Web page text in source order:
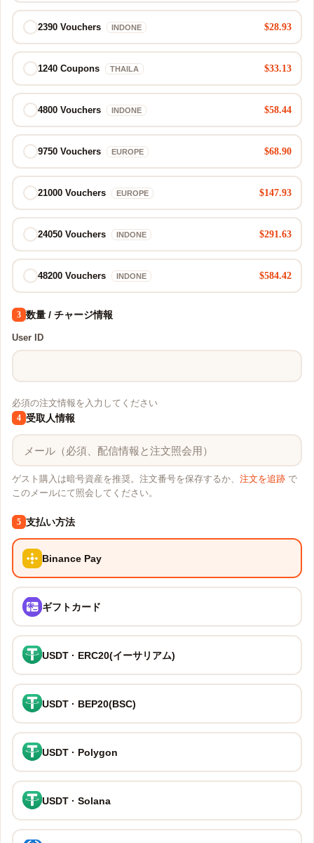
2390 Vouchers INDONE $28.93
1240 Coupons THAILA $33.13
4800 Vouchers INDONE $58.44
9750 Vouchers EUROPE $68.90
21000 Vouchers EUROPE $147.93
24050 Vouchers INDONE $291.63
48200 Vouchers INDONE $584.42
3 数量 / チャージ情報
User ID
必須の注文情報を入力してください
4 受取人情報
ゲスト購入は暗号資産を推奨。注文番号を保存するか、 注文を追跡 で
このメールにて照会してください。
5 支払い方法
Binance Pay
ギフトカード
USDT · ERC20(イーサリアム)
USDT · BEP20(BSC)
USDT · Polygon
USDT · Solana